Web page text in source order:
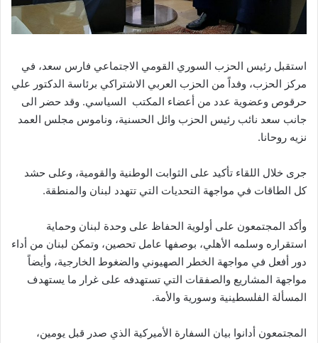
استقبل رئيس الحزب السوري القومي الاجتماعي فارس سعد، في
مركز الحزب، وفداً من الحزب العربي الاشتراكي برئاسة الدكتور علي
حرقوص وعضوية عدد من أعضاء المكتب السياسي. وقد حضر الى
جانب سعد نائب رئيس الحزب وائل الحسنية، وناموس مجلس العمد
نزيه روحانا.
جرى خلال اللقاء تأكيد على الثوابت الوطنية والقومية، وعلى حشد
كل الطاقات في مواجهة التحديات التي تتهدد لبنان والمنطقة.
وأكد المجتمعون على أولوية الحفاظ على وحدة لبنان وحماية
استقراره وسلمه الأهلي، بوصفها عامل تحصين، وتمكن لبنان من أداء
دور أفعل في مواجهة الخطر الصهيوني والضغوط الخارجية، وأيضاً
مواجهة المشاريع والصفقات التي تستهدفه على غرار ما يستهدف
المسألة الفلسطينية وسورية والأمة.
المجتمعون أدانوا بيان السفارة الأميركية الذي صدر قبل يومين،